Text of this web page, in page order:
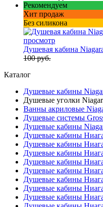
Рекомендуем
Хит продаж
Без силикона
просмотр
Душевая кабина
100 руб.
Каталог
Душевые кабины
Душевые уголки
Ванны акриловые
Душевые системы
Душевые кабины
Душевые кабины
Душевые кабины
Душевые кабины
Душевые кабины
Душевые кабины
Душевые кабины
Душевые кабины
Душевые кабины